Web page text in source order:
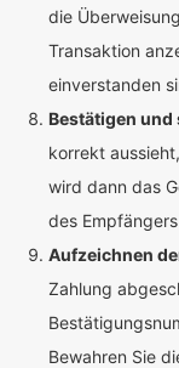
die
Transaktion
einverstanden
Bestätigen und
korrekt
wird dann das
des
Aufzeichnen
Zahlung
Bewahren Sie